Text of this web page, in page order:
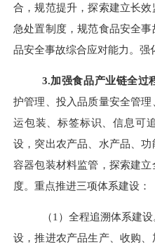
合，规范提升，探索建立长
急处置制度，规范食品安全
品安全事故综合应对能力。强
3.加强食品产业链全过
护管理、投入品质量安全管
运包装、标签标识、信息可
设，突出农产品、水产品、
容器包装材料监管，探索建
度。重点推进三项体系建设：
（1 ）全程追溯体系建
设，推进农产品生产、收购